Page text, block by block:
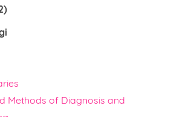
Methods of Diagnosis and